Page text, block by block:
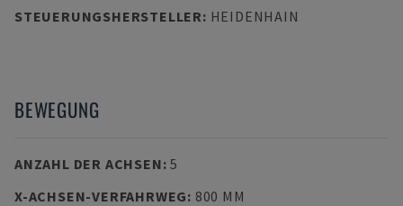
STEUERUNGSHERSTELLER: HEIDENHAIN
BEWEGUNG
ANZAHL DER ACHSEN:5
X-ACHSEN-VERFAHRWEG: 800 MM